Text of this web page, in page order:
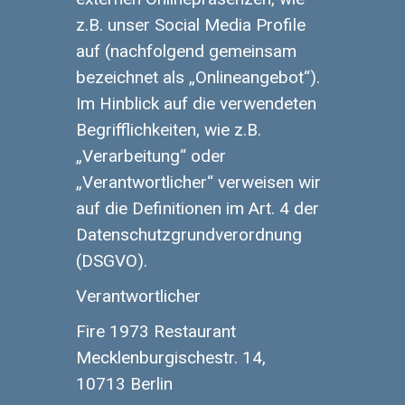
z.B. unser Social Media Profile
auf (nachfolgend gemeinsam
bezeichnet als „Onlineangebot“).
Im Hinblick auf die verwendeten
Begrifflichkeiten, wie z.B.
„Verarbeitung“ oder
„Verantwortlicher“ verweisen wir
auf die Definitionen im Art. 4 der
Datenschutzgrundverordnung
(DSGVO).
Verantwortlicher
Fire 1973 Restaurant
Mecklenburgischestr. 14,
10713 Berlin